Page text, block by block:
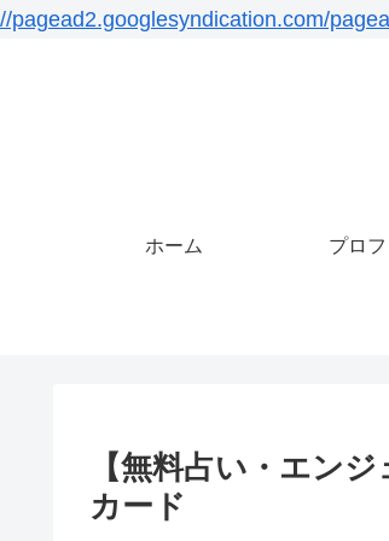
//pagead2.googlesyndication.com/
ホーム プロ
【無料占い・エン
カード